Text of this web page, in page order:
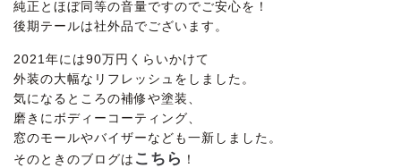
純正とほぼ同等の音量ですのでご安心を！
後期テールは社外品でございます。
2021年には90万円くらいかけて
外装の大幅なリフレッシュをしました。
気になるところの補修や塗装、
磨きにボディーコーティング、
窓のモールやバイザーなども一新しました。
そのときのブログは こちら ！